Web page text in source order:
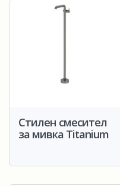
Стилен смесител
за мивка Titanium